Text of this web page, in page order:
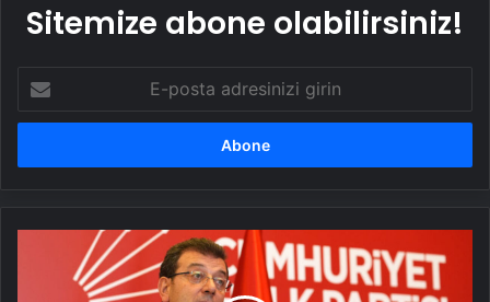
Sitemize abone olabilirsiniz!
posta
adresinizi
İmamoğlu: